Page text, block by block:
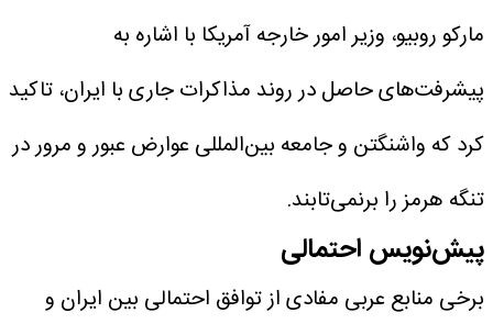
مارکو روبیو، وزیر امور خارجه آمریکا با اشاره به
پیشرفت‌های حاصل در روند مذاکرات جاری با ایران، تاکید
کرد که واشنگتن و جامعه بین‌المللی عوارض عبور و مرور در
تنگه هرمز را برنمی‌تابند.
پیش‌نویس احتمالی
برخی منابع عربی مفادی از توافق احتمالی بین ایران و